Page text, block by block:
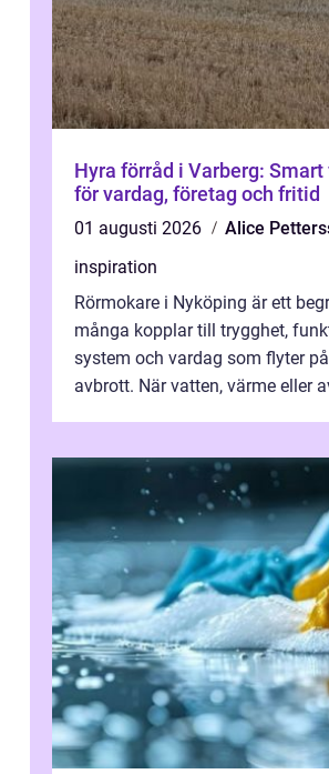
Hyra förråd i Varberg:
för vardag, företag och fritid
01 augusti 2026
Alice
inspiration
Rörmokare i Nyköping är ett
många kopplar till trygghet,
system och vardag som flyter
avbrott. När vatten, värme eller